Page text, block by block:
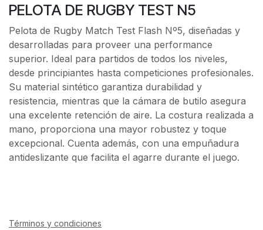
PELOTA DE RUGBY TEST N5
Pelota de Rugby Match Test Flash Nº5, diseñadas y
desarrolladas para proveer una performance
superior. Ideal para partidos de todos los niveles,
desde principiantes hasta competiciones profesionales.
Su material sintético garantiza durabilidad y
resistencia, mientras que la cámara de butilo asegura
una excelente retención de aire. La costura realizada a
mano, proporciona una mayor robustez y toque
excepcional. Cuenta además, con una empuñadura
antideslizante que facilita el agarre durante el juego.
Términos y condiciones